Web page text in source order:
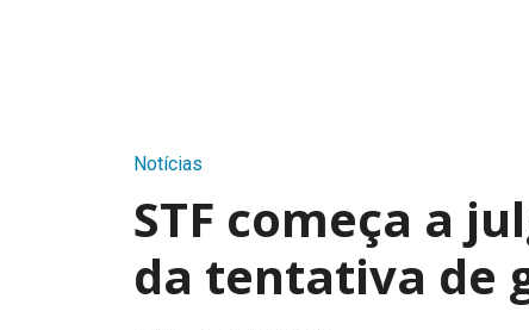
Notícias
STF começa a
da tentativa de